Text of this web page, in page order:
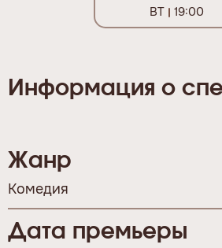
ВТ 19:00
Информация о
Жанр
Комедия
Дата премьеры